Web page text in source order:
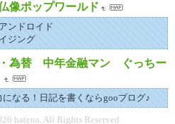
像ポップワールド
ンドロイド
ジング
為替 中年金融マン ぐっちー
なる！日記を書くならgooブログ♪
hatena. All Rights Reserved.